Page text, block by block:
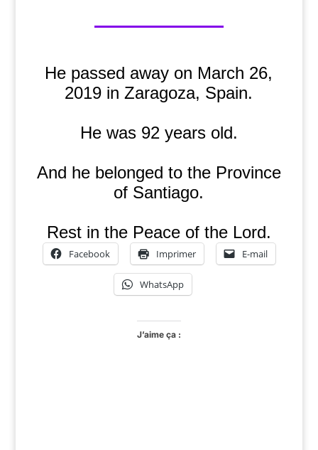
He passed away on March 26,
2019 in Zaragoza, Spain.
He was 92 years old.
And he belonged to the Province
of Santiago.
Rest in the Peace of the Lord.
Facebook Imprimer E-mail
WhatsApp
J’aime ça :